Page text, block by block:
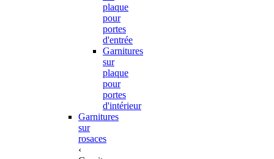
plaque
pour
portes
d'entrée
Garnitures
sur
plaque
pour
portes
d'intérieur
Garnitures
sur
rosaces
‹